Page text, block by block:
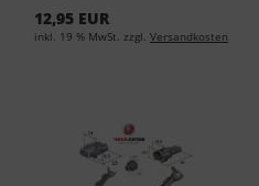
12,95 EUR
inkl. 19 % MwSt. zzgl. Versandkosten